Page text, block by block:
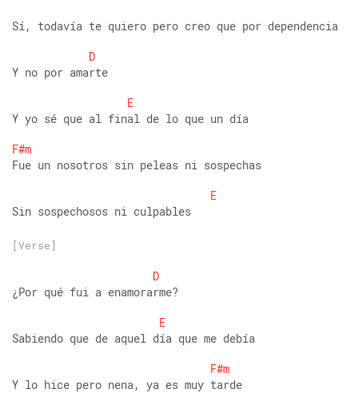
Sí, todavía te quiero pero creo que por dependencia
D
Y no por amarte
E
Y yo sé que al final de lo que un día
F#m
Fue un nosotros sin peleas ni sospechas
E
Sin sospechosos ni culpables
[Verse]
D
¿Por qué fui a enamorarme?
E
Sabiendo que de aquel día que me debía
F#m
Y lo hice pero nena, ya es muy tarde